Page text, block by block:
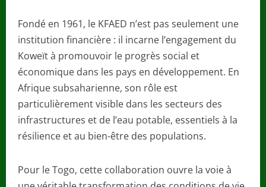
Fondé en 1961, le KFAED n’est pas seulement une
institution financière : il incarne l’engagement du
Koweït à promouvoir le progrès social et
économique dans les pays en développement. En
Afrique subsaharienne, son rôle est
particulièrement visible dans les secteurs des
infrastructures et de l’eau potable, essentiels à la
résilience et au bien-être des populations.
Pour le Togo, cette collaboration ouvre la voie à